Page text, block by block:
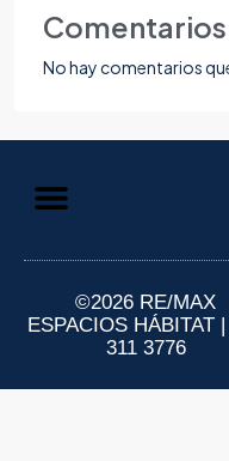
No hay comentarios
©2026 RE/MAX
ESPACIOS HÁBITAT
311 3776